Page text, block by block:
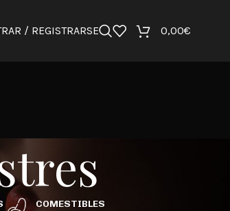
/ REGISTRARSE 0,00€
COMESTIBLES